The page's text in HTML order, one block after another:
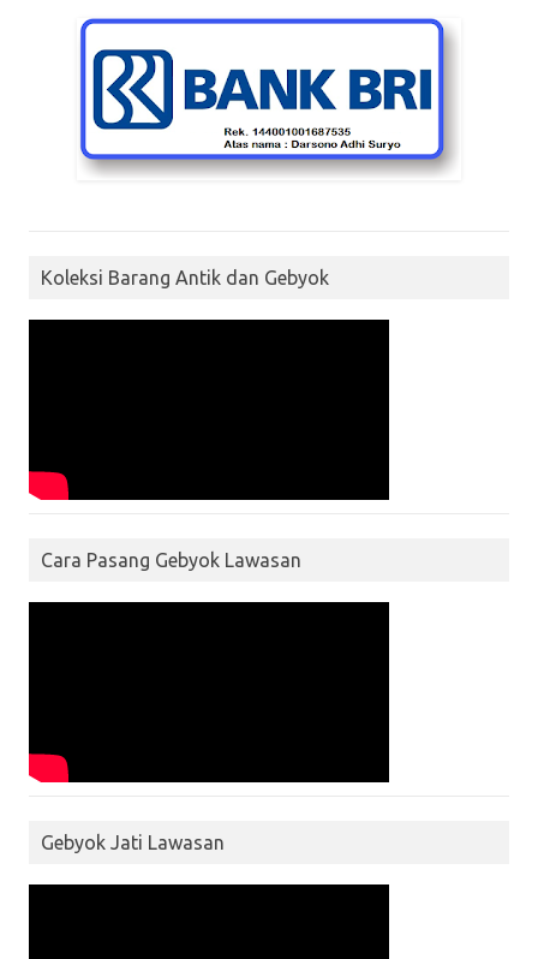
Koleksi Barang Antik dan Gebyok
Cara Pasang Gebyok Lawasan
Gebyok Jati Lawasan